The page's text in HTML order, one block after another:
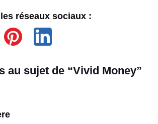
réseaux sociaux :
au sujet de “Vivid Money”